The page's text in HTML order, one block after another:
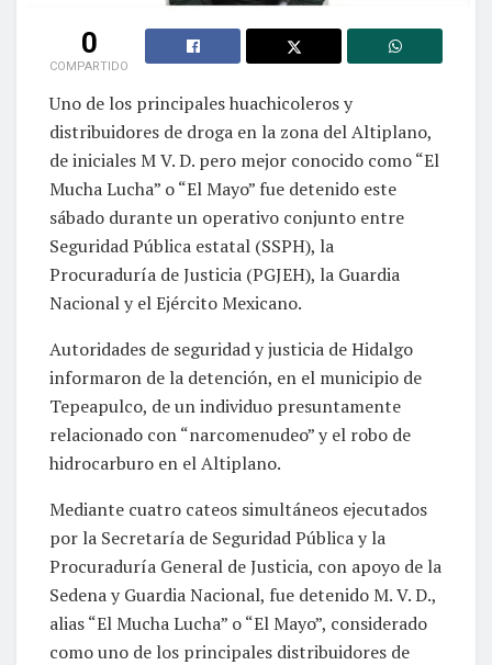
0
COMPARTIDO
Uno de los principales huachicoleros y
distribuidores de droga en la zona del Altiplano,
de iniciales M V. D. pero mejor conocido como “El
Mucha Lucha” o “El Mayo” fue detenido este
sábado durante un operativo conjunto entre
Seguridad Pública estatal (SSPH), la
Procuraduría de Justicia (PGJEH), la Guardia
Nacional y el Ejército Mexicano.
Autoridades de seguridad y justicia de Hidalgo
informaron de la detención, en el municipio de
Tepeapulco, de un individuo presuntamente
relacionado con “narcomenudeo” y el robo de
hidrocarburo en el Altiplano.
Mediante cuatro cateos simultáneos ejecutados
por la Secretaría de Seguridad Pública y la
Procuraduría General de Justicia, con apoyo de la
Sedena y Guardia Nacional, fue detenido M. V. D.,
alias “El Mucha Lucha” o “El Mayo”, considerado
como uno de los principales distribuidores de